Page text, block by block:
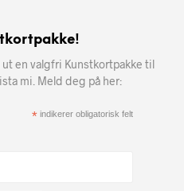
en valgfri Kunstkortpakke til
mi. Meld deg på her:
* indikerer obligatorisk felt